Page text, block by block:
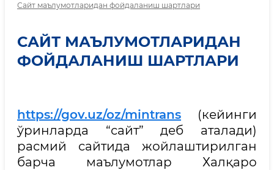
Сайт маълумотларидан фойдаланиш шартлари
САЙТ МАЪЛУМОТЛАРИДАН
ФОЙДАЛАНИШ ШАРТЛАРИ
https://gov.uz/oz/mintrans (кейинги
ўринларда “сайт” деб аталади)
расмий сайтида жойлаштирилган
барча маълумотлар Халқаро